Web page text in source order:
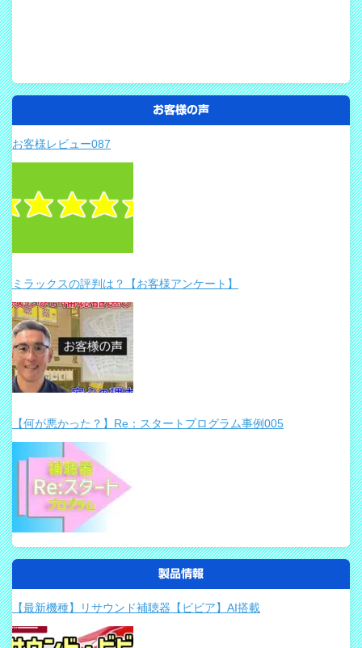
お客様の声
お客様レビュー087
ミラックスの評判は？【お客様アンケート】
【何が悪かった？】Re：スタートプログラム事例005
製品情報
【最新機種】リサウンド補聴器【ビビア】AI搭載